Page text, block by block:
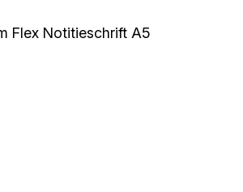
Flex Notitieschrift A5